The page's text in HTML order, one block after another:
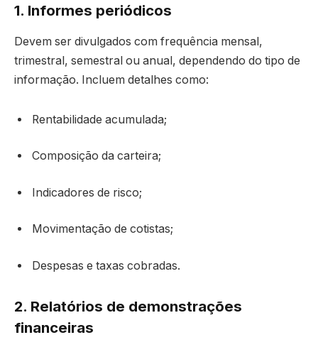
1. Informes periódicos
Devem ser divulgados com frequência mensal,
trimestral, semestral ou anual, dependendo do tipo de
informação. Incluem detalhes como:
Rentabilidade acumulada;
Composição da carteira;
Indicadores de risco;
Movimentação de cotistas;
Despesas e taxas cobradas.
2. Relatórios de demonstrações
financeiras